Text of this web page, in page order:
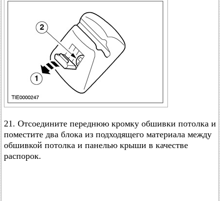
21. Отсоедините переднюю кромку обшивки потолка и
поместите два блока из подходящего материала между
обшивкой потолка и панелью крыши в качестве
распорок.